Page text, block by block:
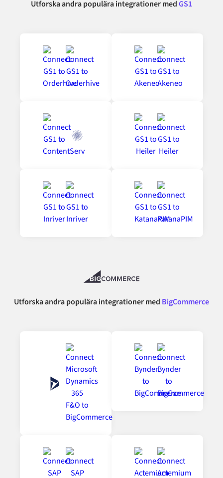
Utforska andra populära integrationer medGS1
Utforska andra populära integrationer med BigCommerce